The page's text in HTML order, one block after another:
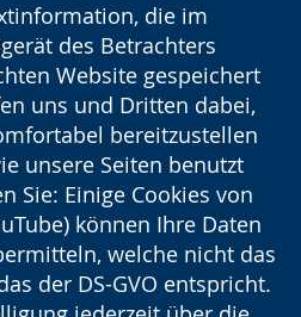
die im
des Betrachters
Website gespeichert
uns und Dritten dabei,
bereitzustellen
unsere Seiten benutzt
Sie: Einige Cookies von
können Ihre Daten
welche nicht das
der DS-GVO entspricht.